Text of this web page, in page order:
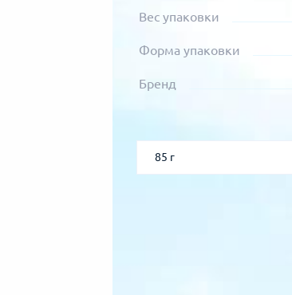
Вес упаковки
Форма упаковки
Бренд
85 г